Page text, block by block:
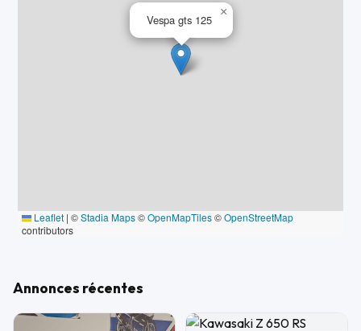
Vespa gts 125
×
Leaflet | ©Stadia Maps©OpenMapTiles©OpenStreetMap
contributors
Annonces récentes